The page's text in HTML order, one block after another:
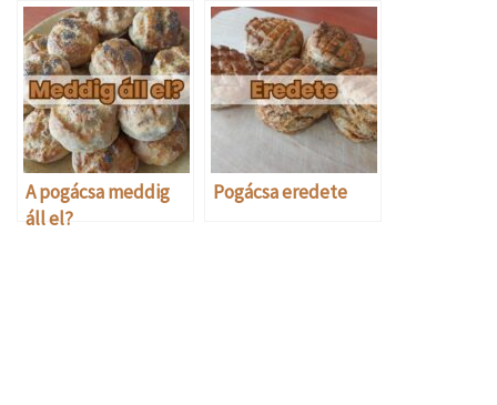
A pogácsa meddig
áll el?
Pogácsa eredete